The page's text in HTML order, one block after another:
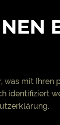
mit
identifiziert